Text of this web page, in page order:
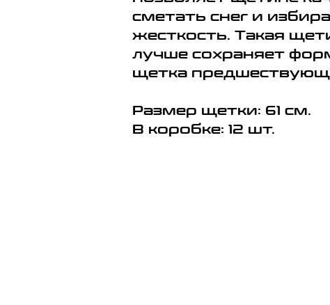
сметать снег и
жесткость. Такая
лучше сохраняет
щетка
Размер щетки: 61 см.
В коробке: 12 шт.